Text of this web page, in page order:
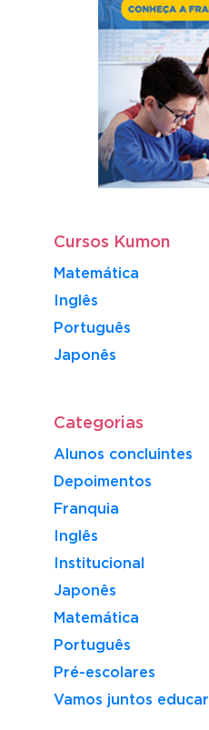
Cursos Kumon
Matemática
Inglês
Português
​Japonês
Categorias
Alunos concluintes
Depoimentos
Franquia
Inglês
Institucional
Japonês
Matemática
Português
Pré-escolares
Vamos juntos educar